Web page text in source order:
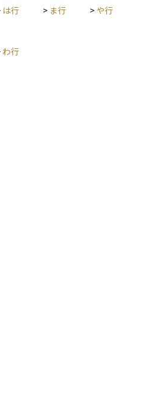
NAVはファンドの
合わせることで、投資家はより正確に市
は行 > ま行 > や行
わ行